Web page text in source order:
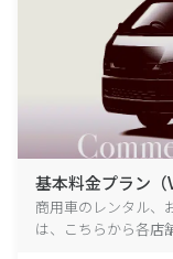
基本料金プラン（
商用車のレンタル、
は、こちらから各店